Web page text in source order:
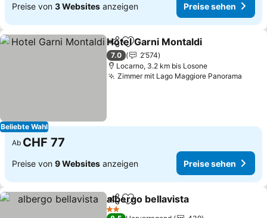
Preise von 3 Websites anzeigen Preise sehen
Beliebte Wahl
TeilenZu Favoriten hinzufügen
Hotel Garni Montaldi
7.0
2’574
Locarno, 3.2 km bis Losone
Zimmer mit Lago Maggiore Panorama
Ab CHF 77
Preise von 9 Websites anzeigen Preise sehen
TeilenZu Favoriten hinzufügen
albergo bellavista
2 Sterne